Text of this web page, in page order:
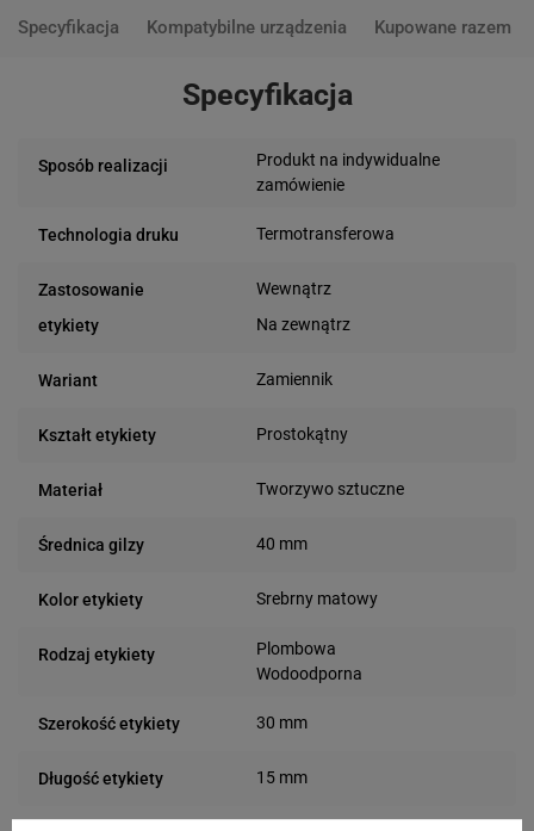
Specyfikacja Kompatybilne urządzenia Kupowane razem
Specyfikacja
Sposób realizacji
Produkt na indywidualne
zamówienie
Technologia druku Termotransferowa
Zastosowanie
etykiety
Wewnątrz
Na zewnątrz
Wariant Zamiennik
Kształt etykiety Prostokątny
Materiał Tworzywo sztuczne
Średnica gilzy 40 mm
Kolor etykiety Srebrny matowy
Rodzaj etykiety
Plombowa
Wodoodporna
Szerokość etykiety 30 mm
Długość etykiety 15 mm